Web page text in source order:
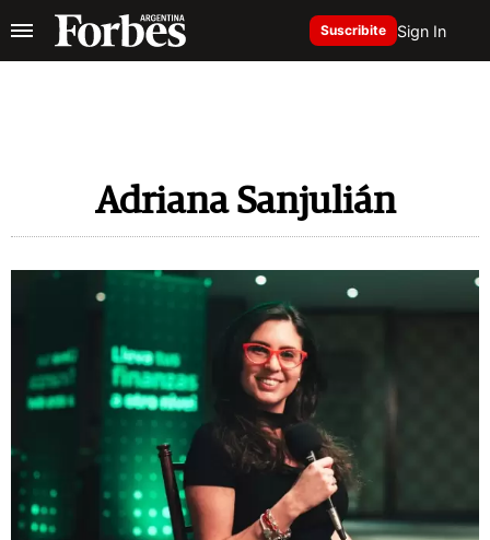
Suscribite Sign In
Adriana Sanjulián